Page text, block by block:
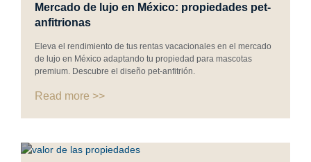
Mercado de lujo en México: propiedades pet-
anfitrionas
Eleva el rendimiento de tus rentas vacacionales en el mercado
de lujo en México adaptando tu propiedad para mascotas
premium. Descubre el diseño pet-anfitrión.
Read more >>